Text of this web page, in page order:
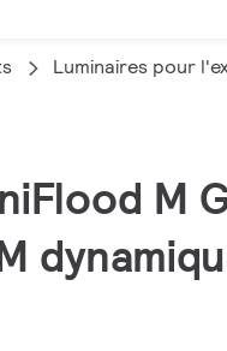
Luminaires pour
M